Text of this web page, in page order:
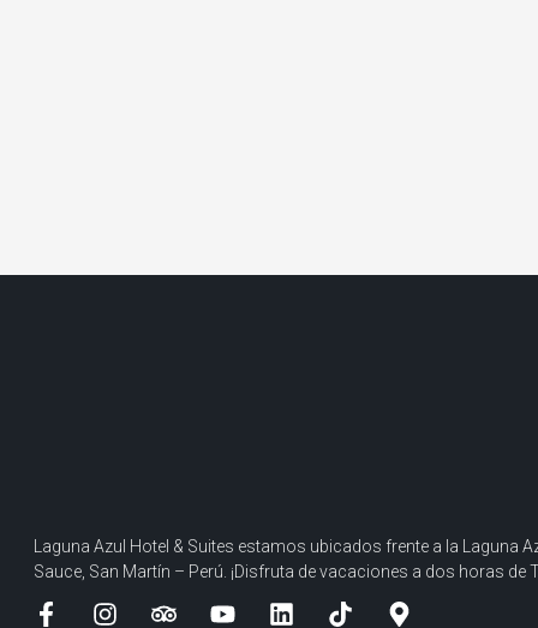
Laguna Azul Hotel & Suites estamos ubicados frente a la Laguna
Sauce, San Martín – Perú. ¡Disfruta de vacaciones a dos horas de